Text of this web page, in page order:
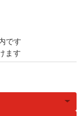
です
ます